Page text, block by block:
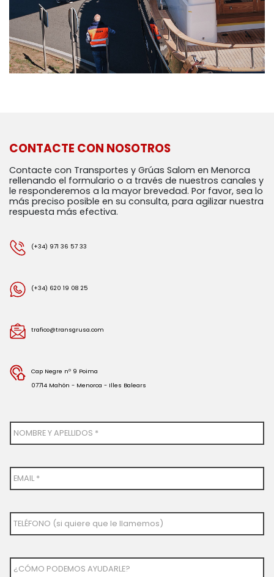
CONTACTE CON NOSOTROS
Contacte con Transportes y Grúas Salom en Menorca
rellenando el formulario o a través de nuestros canales y
le responderemos a la mayor brevedad. Por favor, sea lo
más preciso posible en su consulta, para agilizar nuestra
respuesta más efectiva.
(+34) 971 36 57 33
(+34) 620 19 08 25
trafico@transgrusa.com
Cap Negre nº 9 Poima
07714 Mahón - Menorca - Illes Balears
NOMBRE Y APELLIDOS *
EMAIL *
TELÉFONO (si quiere que le llamemos)
¿CÓMO PODEMOS AYUDARLE?